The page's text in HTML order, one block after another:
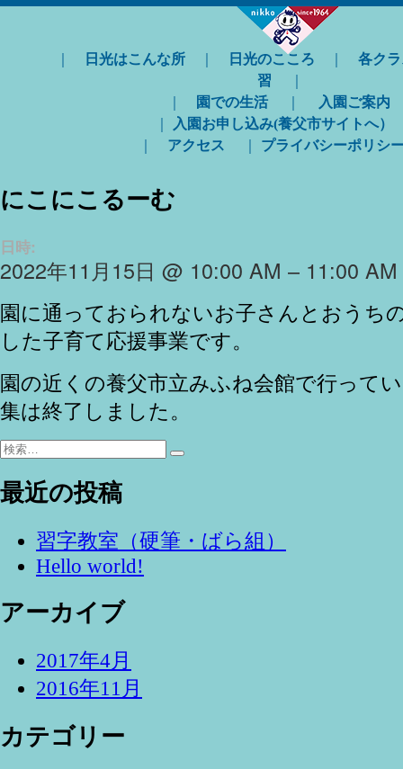
日光はこんな所 日光のこころ
各ク
習
園での生活 入園ご案内
入園お申し込み(養父市サイトへ）
アクセス プライバシーポリシ
にこにこるーむ
日時:
2022年11月15日 @ 10:00 AM – 11:00 AM
園に通っておられないお子さんとおうち
した子育て応援事業です。
園の近くの養父市立みふね会館で行って
集は終了しました。
検
検
最近の投稿
習字教室（硬筆・ばら組）
Hello world!
アーカイブ
2017年4月
2016年11月
カテゴリー